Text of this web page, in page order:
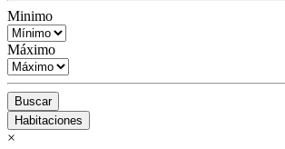
Minimo
Máximo
Buscar
Habitaciones
×